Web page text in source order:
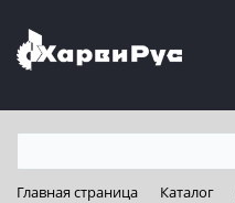
Главная страница Каталог